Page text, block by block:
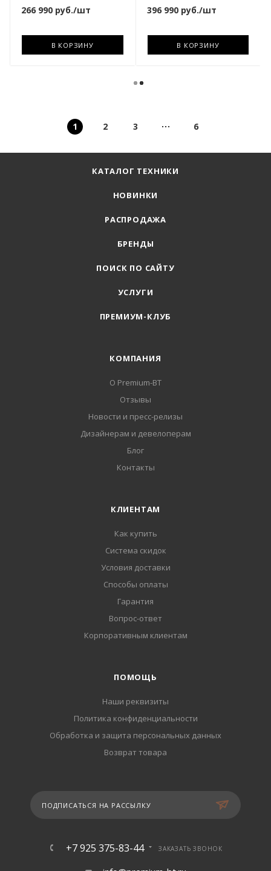
266 990 руб./шт
В КОРЗИНУ
396 990руб./шт
В КОРЗИНУ
1 2 3 6
КАТАЛОГ ТЕХНИКИ
НОВИНКИ
РАСПРОДАЖА
БРЕНДЫ
ПОИСК ПО САЙТУ
УСЛУГИ
ПРЕМИУМ-КЛУБ
КОМПАНИЯ
О Premium-BT
Отзывы
Новости и пресс-релизы
Дизайнерам и девелоперам
Блог
Контакты
КЛИЕНТАМ
Как купить
Система скидок
Условия доставки
Способы оплаты
Гарантия
Вопрос-ответ
Корпоративным клиентам
ПОМОЩЬ
Наши реквизиты
Политика конфиденциальности
Обработка и защита персональных данных
Возврат товара
ПОДПИСАТЬСЯ НА РАССЫЛКУ
+7 925 375-83-44 ЗАКАЗАТЬ ЗВОНОК